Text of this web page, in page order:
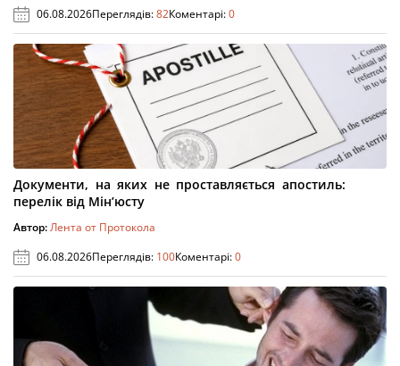
06.08.2026Переглядів:82Коментарі:0
Документи, на яких не проставляється апостиль:
перелік від Мін’юсту
Автор:Лента от Протокола
06.08.2026Переглядів: 100Коментарі:0